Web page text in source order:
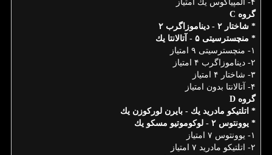
۴- المپیاكوس یك امتیاز
گروه C
* شاختار ۲ - دیناموزاگرب ۲
* منچسترسیتی ۵ - آتالانتا یك
۱- منچسترسیتی ۹ امتیاز
۲- دیناموزاگرب ۴ امتیاز
۳- شاختار ۴ امتیاز
۴- آتالانتا بدون امتیاز
گروه D
* اتلتیكو مادرید یك - بایرن لوركوزن یك
* یوونتوس ۲ - لوكوموتیو مسكو یك
۱- یوونتوس ۷ امتیاز
۲- اتلتیكو مادرید ۷ امتیاز